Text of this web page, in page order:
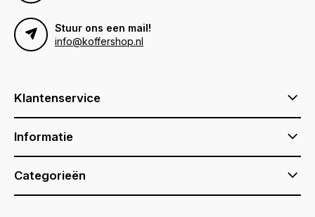
Stuur ons een mail!
info@koffershop.nl
Klantenservice
Informatie
Categorieën